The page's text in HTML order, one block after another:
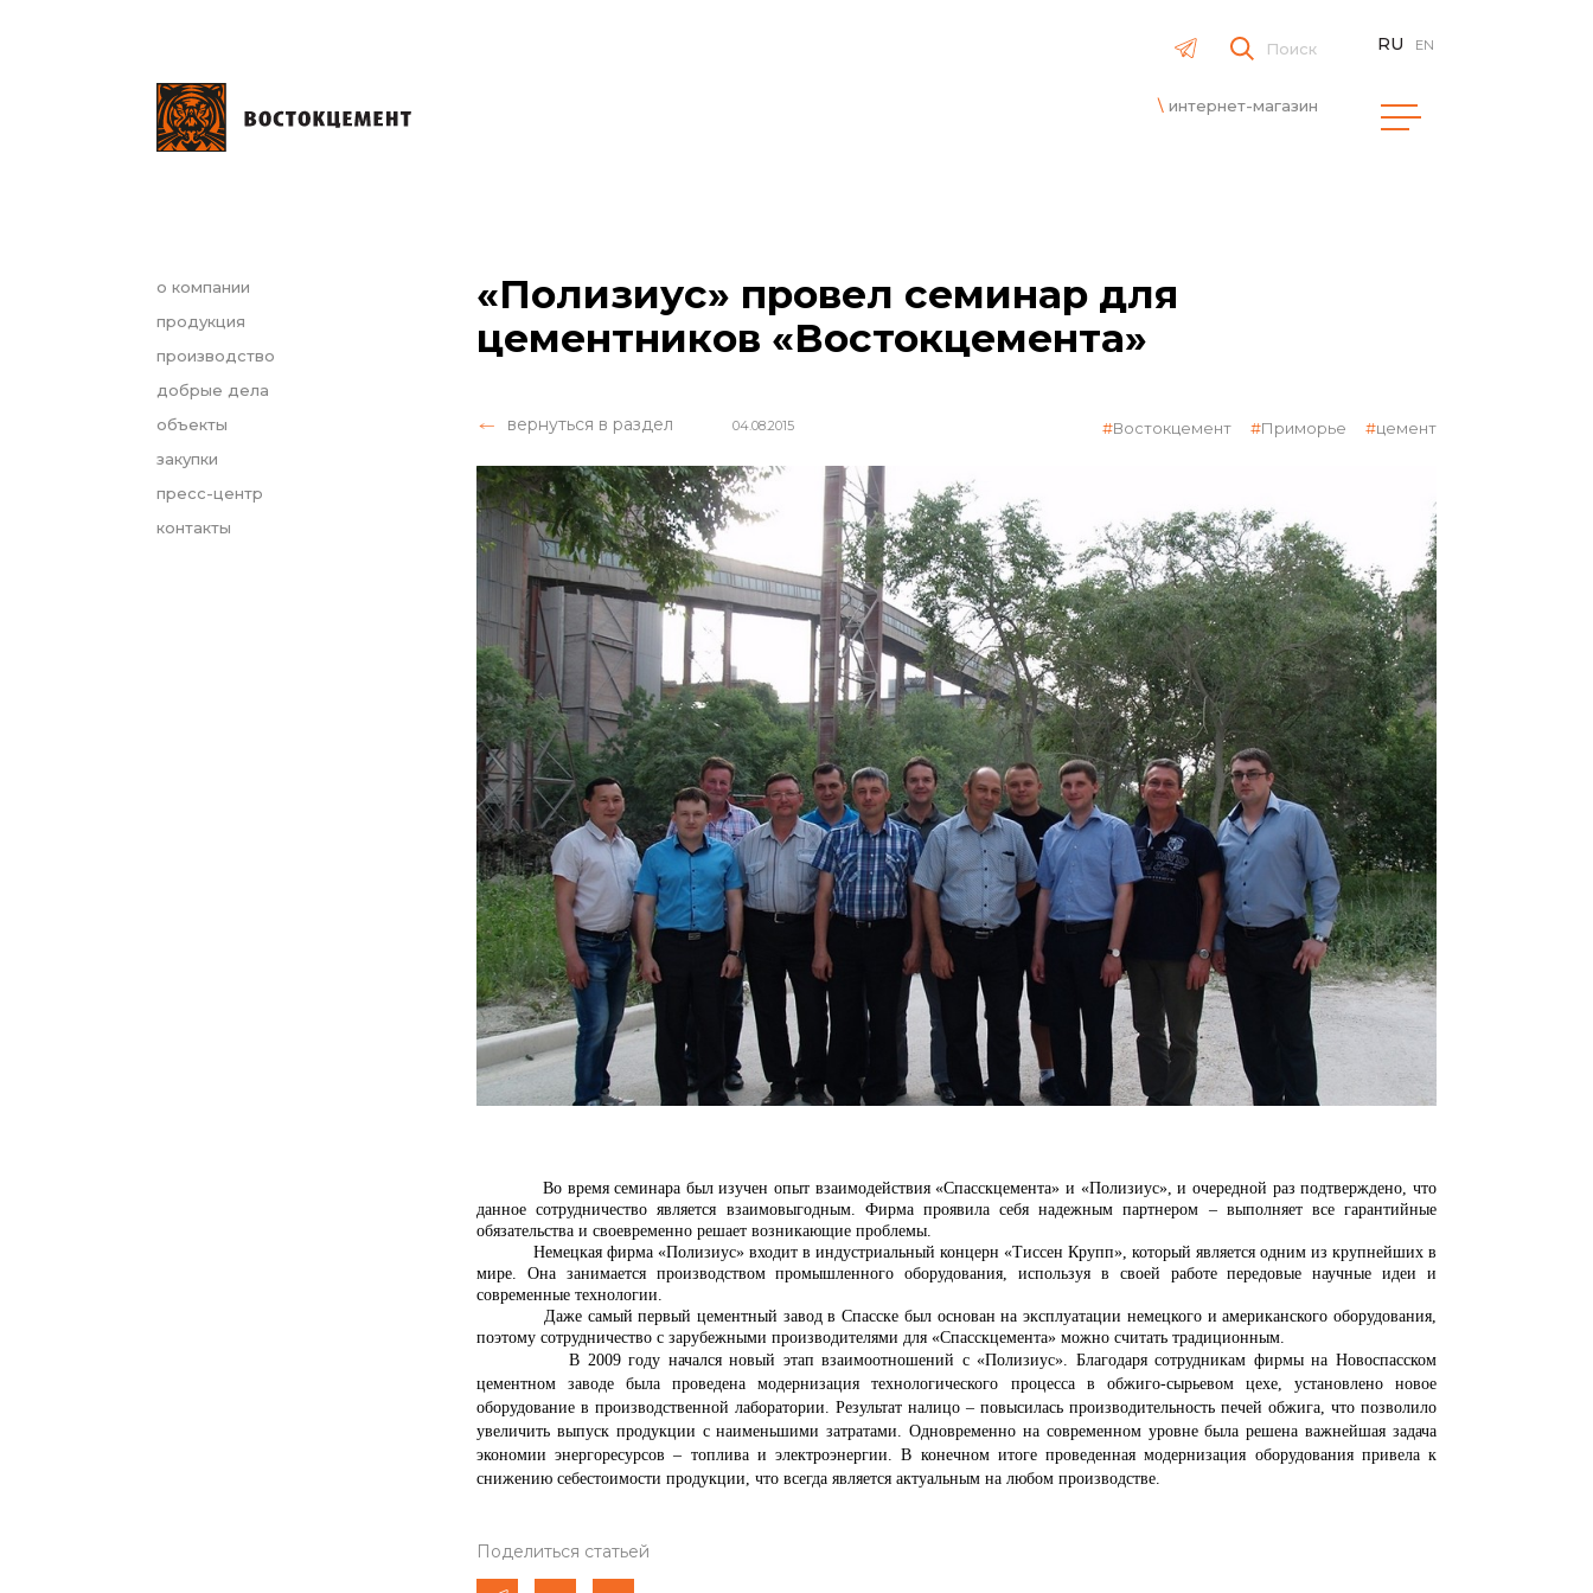
Поиск
интернет-магазин
RU EN
о компании
продукция
производство
добрые дела
объекты
закупки
пресс-центр
контакты
«Полизиус» провел семинар для
цементников «Востокцемента»
вернуться в раздел 04.08.2015 Востокцемент Приморье цемент
Во время семинара был изучен опыт взаимодействия «Спасскцемента» и «Полизиус», и очередной раз подтверждено, что
данное сотрудничество является взаимовыгодным. Фирма проявила себя надежным партнером – выполняет все гарантийные
обязательства и своевременно решает возникающие проблемы.
Немецкая фирма «Полизиус» входит в индустриальный концерн «Тиссен Крупп», который является одним из крупнейших в
мире. Она занимается производством промышленного оборудования, используя в своей работе передовые научные идеи и
современные технологии.
Даже самый первый цементный завод в Спасске был основан на эксплуатации немецкого и американского оборудования,
поэтому сотрудничество с зарубежными производителями для «Спасскцемента» можно считать традиционным.
В 2009 году начался новый этап взаимоотношений с «Полизиус». Благодаря сотрудникам фирмы на Новоспасском
цементном заводе была проведена модернизация технологического процесса в обжиго-сырьевом цехе, установлено новое
оборудование в производственной лаборатории. Результат налицо – повысилась производительность печей обжига, что позволило
увеличить выпуск продукции с наименьшими затратами. Одновременно на современном уровне была решена важнейшая задача
экономии энергоресурсов – топлива и электроэнергии. В конечном итоге проведенная модернизация оборудования привела к
снижению себестоимости продукции, что всегда является актуальным на любом производстве.
Поделиться статьей